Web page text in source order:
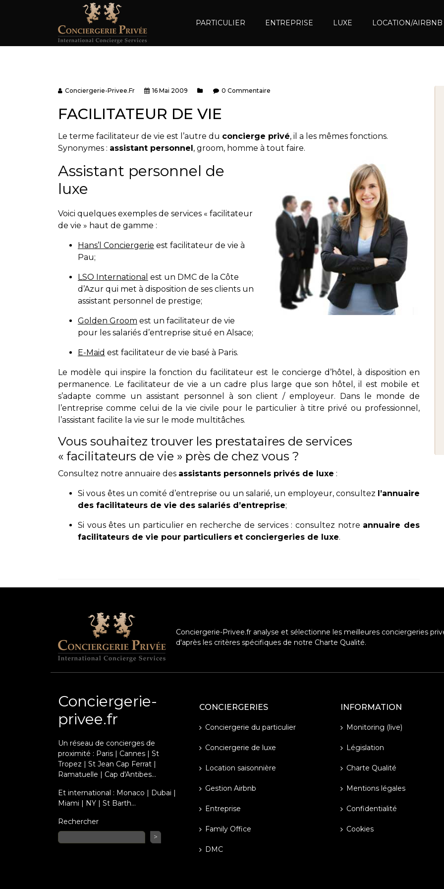
PARTICULIER ENTREPRISE LUXE LOCATION/AIRBNB
Conciergerie-Privee.fr 16 Mai 2009 0 Commentaire
FACILITATEUR DE VIE
Le terme facilitateur de vie est l’autre du concierge privé, il a les mêmes fonctions.
Synonymes : assistant personnel , groom, homme à tout faire.
Assistant personnel de
luxe
Voici quelques exemples de services « facilitateur
de vie » haut de gamme :
Hans’l Conciergerie est facilitateur de vie à
Pau;
LSO International est un DMC de la Côte
d’Azur qui met à disposition de ses clients un
assistant personnel de prestige;
Golden Groom est un facilitateur de vie
pour les salariés d’entreprise situé en Alsace;
E-Maid est facilitateur de vie basé à Paris.
Le modèle qui inspire la fonction du facilitateur est le concierge d’hôtel, à disposition en
permanence. Le facilitateur de vie a un cadre plus large que son hôtel, il est mobile et
s’adapte comme un assistant personnel à son client / employeur. Dans le monde de
l’entreprise comme celui de la vie civile pour le particulier à titre privé ou professionnel,
l’assistant facilite la vie sur le mode multitâches.
Vous souhaitez trouver les prestataires de services
« facilitateurs de vie » près de chez vous ?
Consultez notre annuaire des assistants personnels privés de luxe :
Si vous êtes un comité d’entreprise ou un salarié, un employeur, consultez l’annuaire
des facilitateurs de vie des salariés d’entreprise;
Si vous êtes un particulier en recherche de services : consultez notre annuaire des
facilitateurs de vie pour particuliers et conciergeries de luxe.
Conciergerie-Privee.fr analyse et sélectionne les meilleures conciergeries
d'après les critères spécifiques de notre Charte Qualité.
Conciergerie-
privee.fr
Un réseau de concierges de
proximité : Paris | Cannes | St
Tropez | St Jean Cap Ferrat |
Ramatuelle | Cap d'Antibes...
Et international : Monaco | Dubai |
Miami | NY | St Barth…
Rechercher
>
CONCIERGERIES
Conciergerie du particulier
Conciergerie de luxe
Location saisonnière
Gestion Airbnb
Entreprise
Family Office
DMC
INFORMATION
Monitoring (live)
Législation
Charte Qualité
Mentions légales
Confidentialité
Cookies